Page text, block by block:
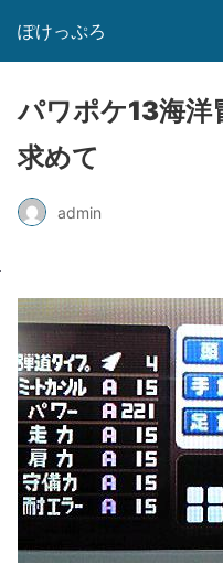
ぽけっぷろ
パワポケ13海
求めて
admin